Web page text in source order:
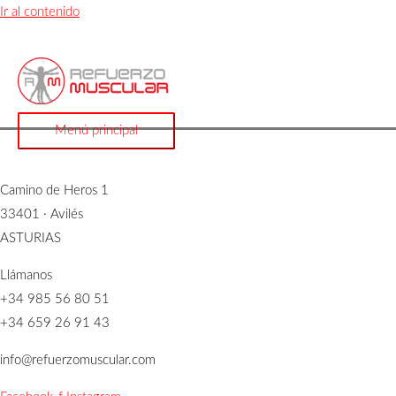
Ir al contenido
Menú principal
Camino de Heros 1
33401 · Avilés
ASTURIAS
Llámanos
+34 985 56 80 51
+34 659 26 91 43
info@refuerzomuscular.com